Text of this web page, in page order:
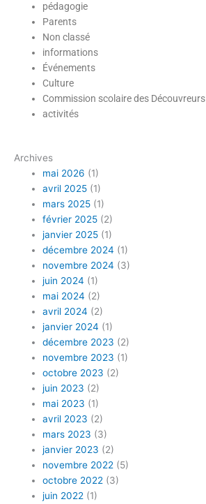
pédagogie
Parents
Non classé
informations
Événements
Culture
Commission scolaire des Découvreurs
activités
Archives
mai 2026 (1)
avril 2025 (1)
mars 2025 (1)
février 2025 (2)
janvier 2025 (1)
décembre 2024 (1)
novembre 2024 (3)
juin 2024 (1)
mai 2024 (2)
avril 2024 (2)
janvier 2024 (1)
décembre 2023 (2)
novembre 2023 (1)
octobre 2023 (2)
juin 2023 (2)
mai 2023 (1)
avril 2023 (2)
mars 2023 (3)
janvier 2023 (2)
novembre 2022 (5)
octobre 2022 (3)
juin 2022 (1)